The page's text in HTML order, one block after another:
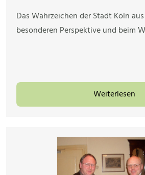
Das Wahrzeichen der Stadt Köln
besonderen Perspektive und beim
Weiterlesen